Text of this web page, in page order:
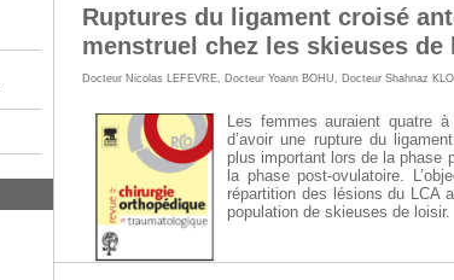
Ruptures du ligament croisé
menstruel chez les skieuses
Docteur Nicolas LEFEVRE Docteur Yoann BOHU Docteur Shahnaz
Les femmes auraient quatre
d’avoir une rupture du
plus important lors de la phase
la phase post-ovulatoire.
répartition des lésions du LCA
population de skieuses de loisir.